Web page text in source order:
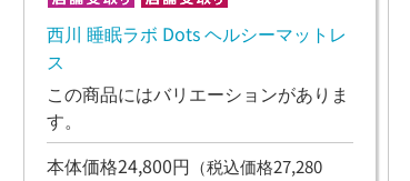
西川 睡眠ラボ Dots ヘルシーマットレ
ス
この商品にはバリエーションがありま
す。
本体価格24,800円 （税込価格27,280